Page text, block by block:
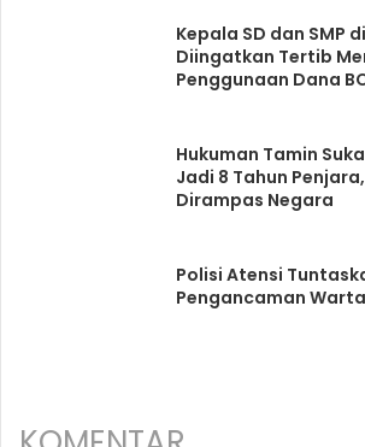
Kepala SD dan SMP
Diingatkan Tertib
Penggunaan Dana
Hukuman Tamin
Jadi 8 Tahun
Dirampas Negara
Polisi Atensi
Pengancaman